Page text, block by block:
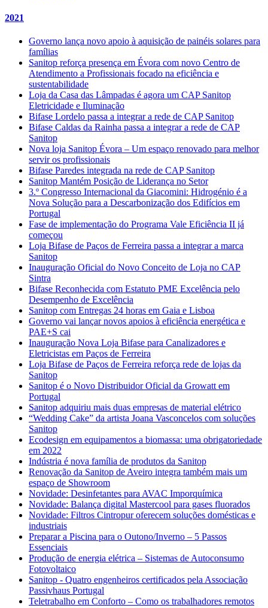
2021
Governo lança novo apoio à aquisição de painéis solares para
famílias
Sanitop reforça presença em Évora com novo Centro de
Atendimento a Profissionais focado na eficiência e
sustentabilidade
Loja da Casa das Lâmpadas é agora um CAP Sanitop
Eletricidade e Iluminação
Bifase Lordelo passa a integrar a rede de CAP Sanitop
Bifase Caldas da Rainha passa a integrar a rede de CAP
Sanitop
Nova loja Sanitop Évora – Um espaço renovado para melhor
servir os profissionais
Bifase Paredes integrada na rede de CAP Sanitop
Sanitop Mantém Posição de Liderança no Setor
3.º Congresso Internacional da Giacomini: Hidrogénio é a
Nova Solução para a Descarbonização dos Edifícios em
Portugal
Fase de implementação do Programa Vale Eficiência II já
começou
Loja Bifase de Paços de Ferreira passa a integrar a marca
Sanitop
Inauguração Oficial do Novo Conceito de Loja no CAP
Sintra
Bifase Reconhecida com Estatuto PME Excelência pelo
Desempenho de Excelência
Sanitop com Entregas 24 horas em Gaia e Lisboa
Governo vai lançar novos apoios à eficiência energética e
PAE+S cai
Inauguração Nova Loja Bifase para Canalizadores e
Eletricistas em Paços de Ferreira
Loja Bifase de Paços de Ferreira reforça rede de lojas da
Sanitop
Sanitop é o Novo Distribuidor Oficial da Growatt em
Portugal
Sanitop adquiriu mais duas empresas de material elétrico
“Wedding Cake” da artista Joana Vasconcelos com soluções
Sanitop
Ecodesign em equipamentos a biomassa: uma obrigatoriedade
em 2022
Indústria é nova família de produtos da Sanitop
Renovação da Sanitop de Aveiro integra também mais um
espaço de Showroom
Novidade: Desinfetantes para AVAC Imporquímica
Novidade: Balança digital Mastercool para gases fluorados
Novidade: Filtros Cintropur oferecem soluções domésticas e
industriais
Preparar a Piscina para o Outono/Inverno – 5 Passos
Essenciais
Produção de energia elétrica – Sistemas de Autoconsumo
Fotovoltaico
Sanitop - Quatro engenheiros certificados pela Associação
Passivhaus Portugal
Teletrabalho em Conforto – Como os trabalhadores remotos